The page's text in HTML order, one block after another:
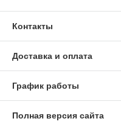
Контакты
Доставка и оплата
График работы
Полная версия сайта